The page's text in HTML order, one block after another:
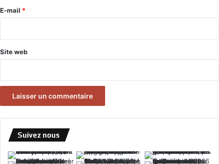
e
E-mail *
Site web
Suivez nous